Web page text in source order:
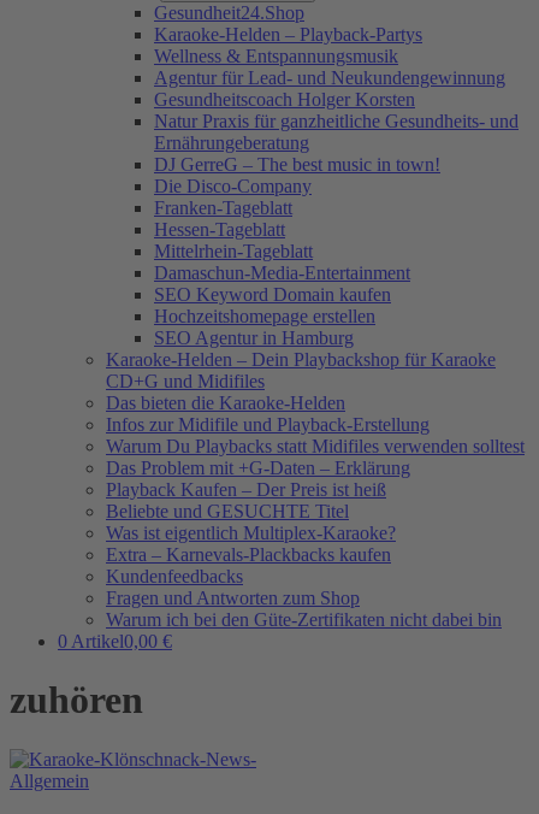
Gesundheit24.Shop
Karaoke-Helden – Playback-Partys
Wellness & Entspannungsmusik
Agentur für Lead- und Neukundengewinnung
Gesundheitscoach Holger Korsten
Natur Praxis für ganzheitliche Gesundheits- und
Ernährungeberatung
DJ GerreG – The best music in town!
Die Disco-Company
Franken-Tageblatt
Hessen-Tageblatt
Mittelrhein-Tageblatt
Damaschun-Media-Entertainment
SEO Keyword Domain kaufen
Hochzeitshomepage erstellen
SEO Agentur in Hamburg
Karaoke-Helden – Dein Playbackshop für Karaoke
CD+G und Midifiles
Das bieten die Karaoke-Helden
Infos zur Midifile und Playback-Erstellung
Warum Du Playbacks statt Midifiles verwenden solltest
Das Problem mit +G-Daten – Erklärung
Playback Kaufen – Der Preis ist heiß
Beliebte und GESUCHTE Titel
Was ist eigentlich Multiplex-Karaoke?
Extra – Karnevals-Plackbacks kaufen
Kundenfeedbacks
Fragen und Antworten zum Shop
Warum ich bei den Güte-Zertifikaten nicht dabei bin
0 Artikel0,00 €
zuhören
Allgemein